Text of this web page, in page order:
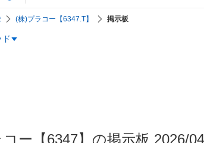
(株)プラコー【6347.T】 掲示板
ー【6347】の掲示板 2026/